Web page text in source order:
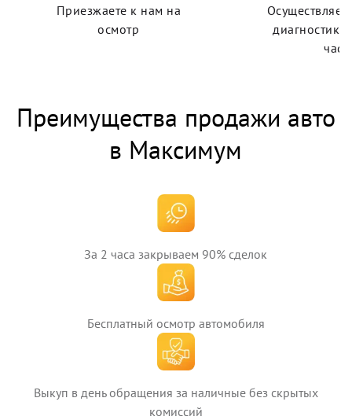
Приезжаете к нам на
осмотр
диагностику
Преимущества продажи авто
в Максимум
За 2 часа закрываем 90% сделок
Бесплатный осмотр автомобиля
Выкуп в день обращения за наличные без скрытых
комиссий